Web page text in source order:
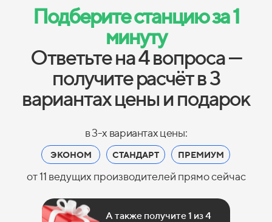
Подберите станцию за 1
минуту
Ответьте на 4 вопроса —
получите расчёт в 3
вариантах цены и подарок
в 3-х вариантах цены:
ЭКОНОМ СТАНДАРТ ПРЕМИУМ
от 11 ведущих производителей прямо сейчас
А также получите 1 из 4